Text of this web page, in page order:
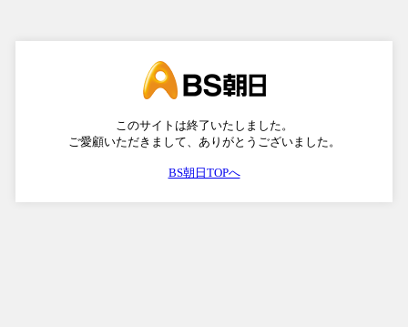
このサイトは終了いたしました。
ご愛顧いただきまして、ありがとうございました。
BS朝日TOPへ